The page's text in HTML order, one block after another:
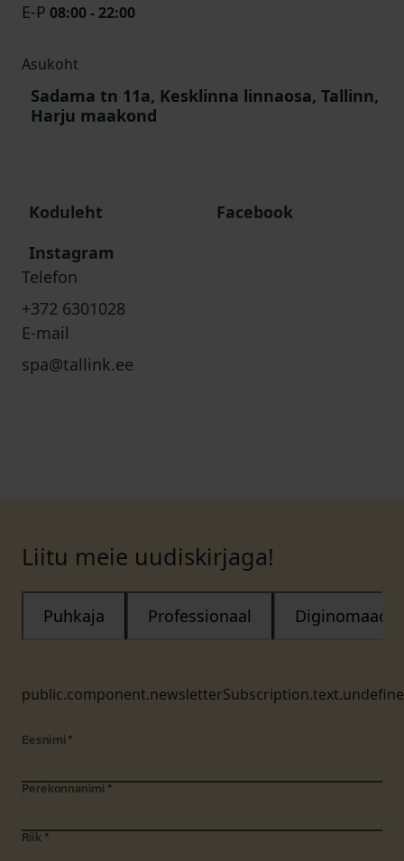
E-P 08:00 - 22:00
Asukoht
Sadama tn 11a, Kesklinna linnaosa, Tallinn,
Harju maakond
Koduleht
Facebook
Instagram
Telefon
+372 6301028
E-mail
spa@tallink.ee
Liitu meie uudiskirjaga!
Puhkaja Professionaal Diginomaad
Eesnimi *
Perekonnanimi *
Riik *